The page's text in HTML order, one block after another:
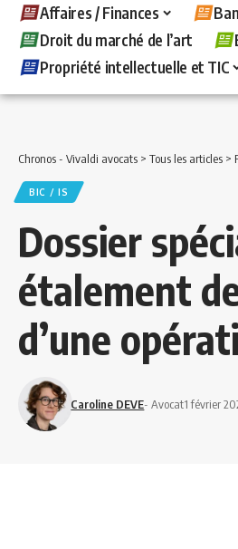
Affaires / Finances
Droit du marché de l’art
Propriété intellectuelle et TIC
Chronos - Vivaldi avocats > Tous les articles >
BIC / IS
Dossier
étalement
d’une
Caroline DEVE- Avocat1 février